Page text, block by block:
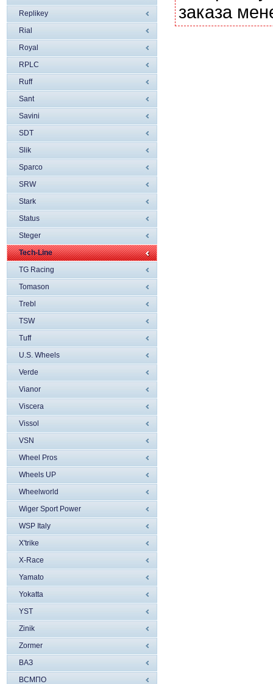
Replikey
Rial
Royal
RPLC
Ruff
Sant
Savini
SDT
Slik
Sparco
SRW
Stark
Status
Steger
Tech-Line
TG Racing
Tomason
Trebl
TSW
Tuff
U.S. Wheels
Verde
Vianor
Viscera
Vissol
VSN
Wheel Pros
Wheels UP
Wheelworld
Wiger Sport Power
WSP Italy
X'trike
X-Race
Yamato
Yokatta
YST
Zinik
Zormer
ВАЗ
ВСМПО
заказа